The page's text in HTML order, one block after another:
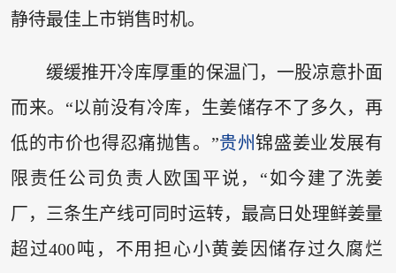
静待最佳上市销售时机。
缓缓推开冷库厚重的保温门，一股凉意扑面
而来。“以前没有冷库，生姜储存不了多久，再
低的市价也得忍痛抛售。”贵州锦盛姜业发展有
限责任公司负责人欧国平说，“如今建了洗姜
厂，三条生产线可同时运转，最高日处理鲜姜量
超过400吨，不用担心小黄姜因储存过久腐烂